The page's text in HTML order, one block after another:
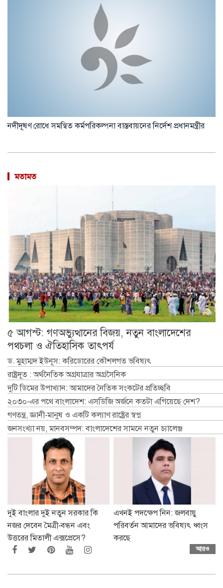
নদীদূষণ রোধে সমন্বিত কর্মপরিকল্পনা বাস্তবায়নের নির্দেশ প্রধানমন্ত্রীর
মতামত
৫ আগস্ট: গণঅভ্যুত্থানের বিজয়, নতুন বাংলাদেশের
পথচলা ও ঐতিহাসিক তাৎপর্য
ড. মুহাম্মদ ইউনূস: করিডোরের কৌশলগত ভবিষ্যৎ
রাষ্ট্রদূত : অর্থনৈতিক অগ্রযাত্রার অগ্রসৈনিক
দুটি ডিমের উপাখ্যান: আমাদের নৈতিক সংকটের প্রতিচ্ছবি
২০৩০-এর পথে বাংলাদেশ: এসডিজি অর্জনে কতটা এগিয়েছে দেশ?
গণতন্ত্র, জ্ঞানী-মানুষ ও একটি কল্যাণ রাষ্ট্রের স্বপ্ন
জনসংখ্যা নয়, মানবসম্পদ: বাংলাদেশের সামনে নতুন চ্যালেঞ্জ
দুই বাংলার দুই নতুন সরকার কি
নজর দেবেন মৈত্রী-বন্ধন এবং
উত্তরের মিতালী এক্সপ্রেসে?
এখনই পদক্ষেপ নিন: জলবায়ু
পরিবর্তন আমাদের ভবিষ্যৎ ধ্বংস
করছে
আরও